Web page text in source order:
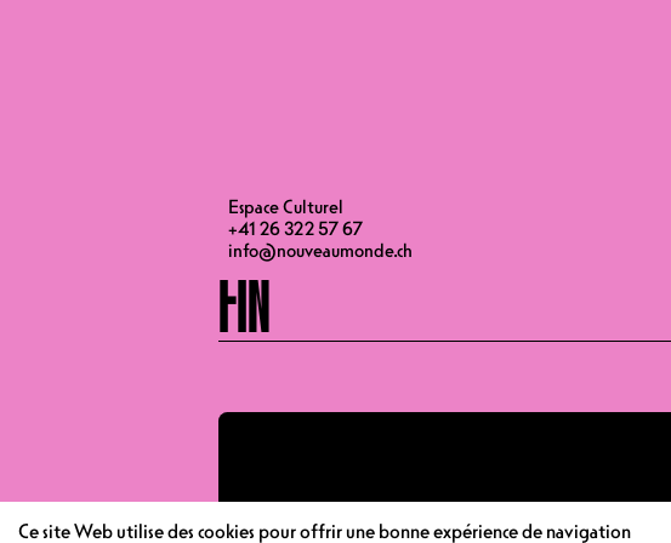
Espace Culturel
+41 26 322 57 67
info@nouveaumonde.ch
DEBUT
FIN
Ce site Web utilise des cookies pour offrir une bonne expérience de navigation